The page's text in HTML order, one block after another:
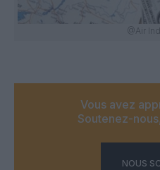
@Air
Vous avez
Soutenez-
NOUS